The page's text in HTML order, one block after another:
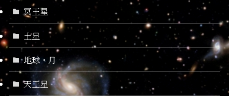
冥王星
土星
地球・月
天王星